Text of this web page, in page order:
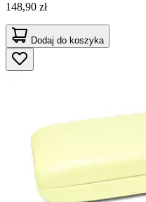
148,90 zł
Dodaj do koszyka